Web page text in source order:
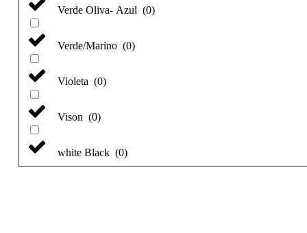
Verde Oliva- Azul (0)
Verde/Marino (0)
Violeta (0)
Vison (0)
white Black (0)